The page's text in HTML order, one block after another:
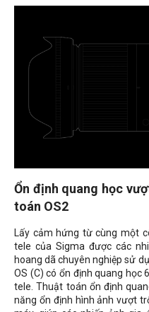
Ổn định quang học
toán OS2
Lấy cảm hứng từ cùng một
tele của Sigma được các
hoang dã chuyên nghiệp sử
OS (C) có ổn định quang học
tele. Thuật toán ổn định
năng ổn định hình ảnh vượt